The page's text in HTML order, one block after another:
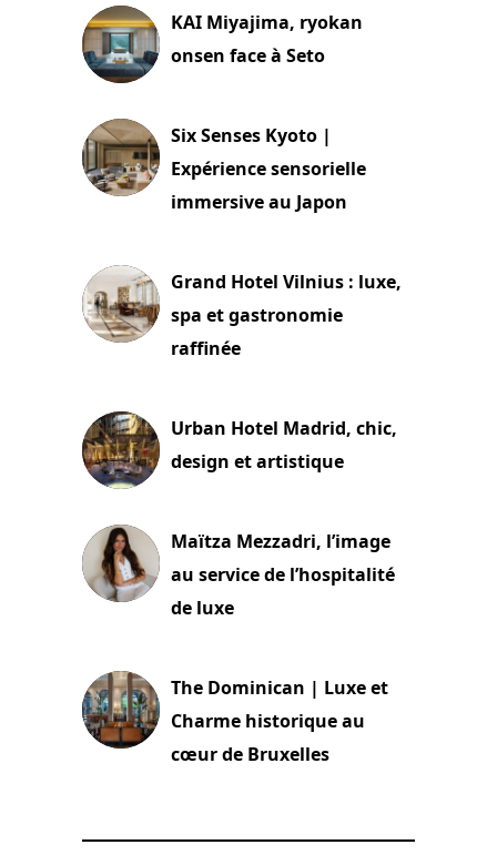
KAI Miyajima, ryokan
onsen face à Seto
Six Senses Kyoto |
Expérience sensorielle
immersive au Japon
Grand Hotel Vilnius : luxe,
spa et gastronomie
raffinée
Urban Hotel Madrid, chic,
design et artistique
Maïtza Mezzadri, l’image
au service de l’hospitalité
de luxe
The Dominican | Luxe et
Charme historique au
cœur de Bruxelles